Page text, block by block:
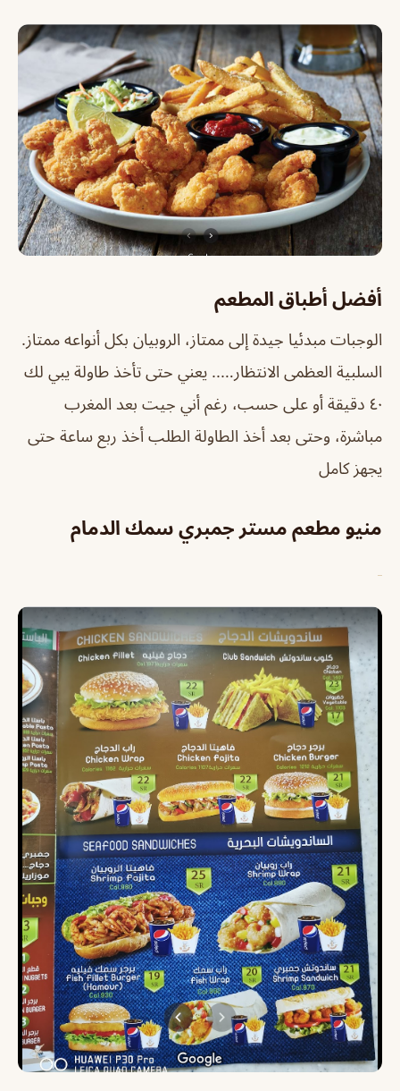
أفضل أطباق المطعم
الوجبات مبدئيا جيدة إلى ممتاز، الروبيان بكل أنواعه ممتاز.
السلبية العظمى الانتظار….. يعني حتى تأخذ طاولة يبي لك
٤٠ دقيقة أو على حسب، رغم أني جيت بعد المغرب
مباشرة، وحتى بعد أخذ الطاولة الطلب أخذ ربع ساعة حتى
يجهز كامل
منيو مطعم مستر جمبري سمك الدمام